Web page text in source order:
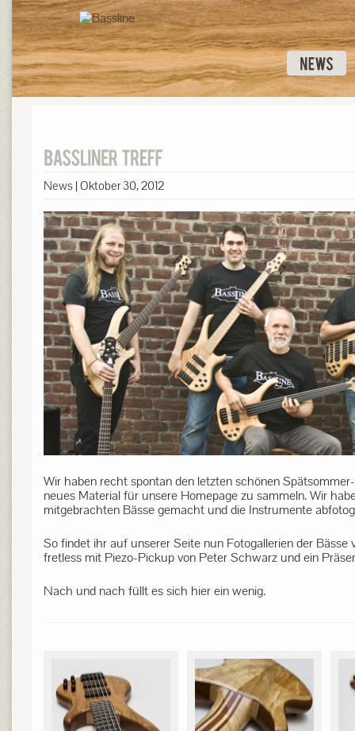
News | Oktober 30, 2012
Wir haben recht spontan den letzten schönen
neues Material für unsere Homepage zu sammeln. Wir
mitgebrachten Bässe gemacht und die Instrumente
So findet ihr auf unserer Seite nun Fotogallerien der Bässe
fretless mit Piezo-Pickup von Peter Schwarz und ein
Nach und nach füllt es sich hier ein wenig.